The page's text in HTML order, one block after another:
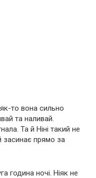
то вона сильно
та наливай.
Та й Ніні такий не
засинає прямо за
година ночі. Ніяк не